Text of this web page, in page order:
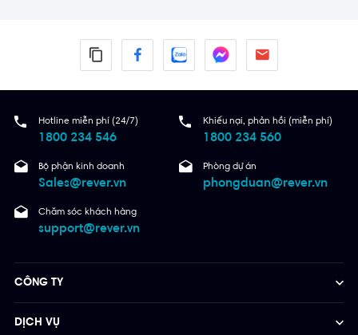
Hotline miễn phí (24/7)
1800 234 546
Khiếu nại, phản hồi (miễn phí)
1800 234 560
Bộ phận kinh doanh
Sales@rever.vn
Phòng dự án
phongduan@rever.vn
Chăm sóc khách hàng
support@rever.vn
CÔNG TY
DỊCH VỤ